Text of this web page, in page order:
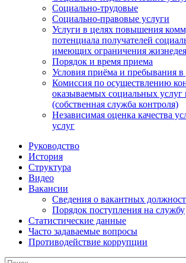
Социально-трудовые
Социально-правовые услуги
Услуги в целях повышения
потенциала получателей
имеющих ограничения
Порядок и время приема
Условия приёма и пребывания
Комиссия по осуществлению
оказываемых социальных услуг
(собственная служба контроля)
Независимая оценка качества
услуг
Руководство
История
Структура
Видео
Вакансии
Сведения о вакантных
Порядок поступления на службу
Статистические данные
Часто задаваемые вопросы
Противодействие коррупции